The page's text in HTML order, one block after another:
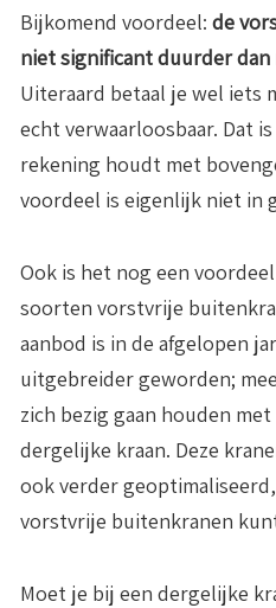
Bijkomend voordeel: de
niet significant duurder
Uiteraard betaal je wel iets
echt verwaarloosbaar. Dat
rekening houdt met
voordeel is eigenlijk niet in
Ook is het nog een
soorten vorstvrije
aanbod is in de afgelopen
uitgebreider geworden;
zich bezig gaan houden
dergelijke kraan. Deze
ook verder
vorstvrije buitenkranen
Moet je bij een dergelijke